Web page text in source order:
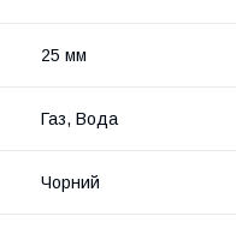
25 мм
Газ, Вода
Чорний